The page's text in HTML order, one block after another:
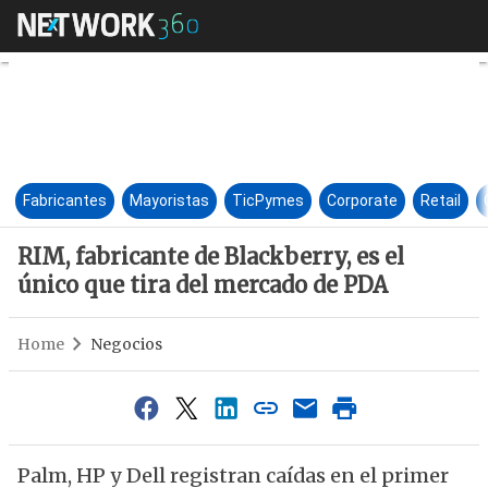
RIM, fabricante de
Fabricantes Mayoristas TicPymes Corporate Retail
RIM, fabricante de Blackberry, es el
único que tira del mercado de PDA
Home Negocios
Palm, HP y Dell registran caídas en el primer